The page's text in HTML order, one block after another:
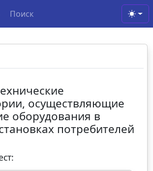
Поиск
осуществляющие
оборудования в
потребителей